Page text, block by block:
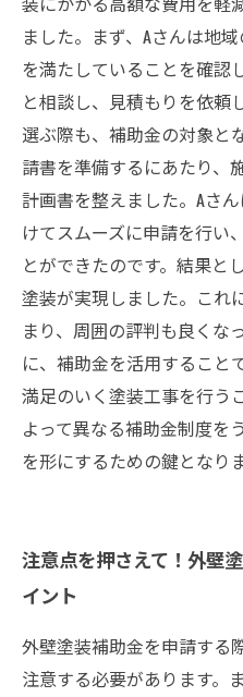
ました。まず、Aさんは地
を満たしていることを確認
と相談し、見積もりを依頼
選ぶ際も、補助金の対象と
請書を準備するにあたり、
計画書を整えました。Aさ
けてスムーズに申請を行い
とができたのです。結果と
塗装が実現しました。これ
まり、周囲の評判も良くな
に、補助金を活用すること
満足のいく塗装工事を行う
よって異なる補助金制度を
を形にするための鍵となりま
注意点を押さえて！外壁
イント
外壁塗装補助金を申請する
注意する必要があります。